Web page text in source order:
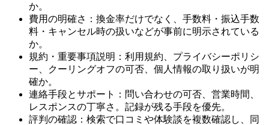
か。
費用の明確さ：換金率だけでなく、手数料・振込手数
料・キャンセル時の扱いなどが事前に明示されている
か。
規約・重要事項説明：利用規約、プライバシーポリシ
ー、クーリングオフの可否、個人情報の取り扱いが明
確か。
連絡手段とサポート：問い合わせの可否、営業時間、
レスポンスの丁寧さ。記録が残る手段を優先。
評判の確認：検索で口コミや体験談を複数確認し、同